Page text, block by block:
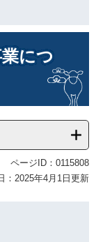
につ
ページID：0115808
：2025年4月1日更新